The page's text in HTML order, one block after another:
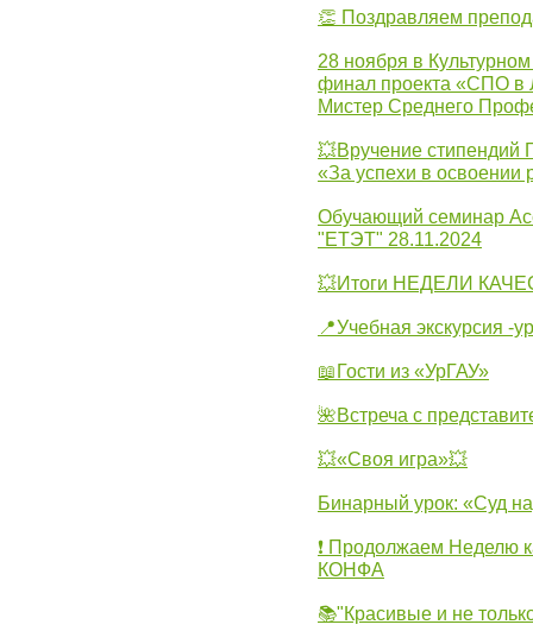
👏 Поздравляем
28 ноября в
финал проекта «СПО в
Мистер Среднего
💥Вручение стипендий
«За успехи в освоении
Обучающий семинар
"ЕТЭТ" 28.11.2024
💥Итоги НЕДЕЛИ
📍Учебная экскурсия -
📖Гости из «УрГАУ»
🌺Встреча с
💥«Своя игра»💥
Бинарный урок: «Суд
❗ Продолжаем Неделю
КОНФА
📚"Красивые и не